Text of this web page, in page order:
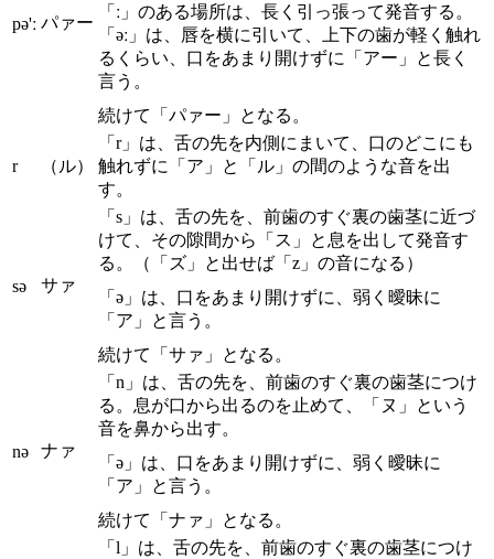
pə'ː パァー
「ː」のある場所は、長く引っ張って発音する。
「əː」は、唇を横に引いて、上下の歯が軽く触れ
るくらい、口をあまり開けずに「アー」と長く
言う。
続けて「パァー」となる。
r （ル）
「r」は、舌の先を内側にまいて、口のどこにも
触れずに「ア」と「ル」の間のような音を出
す。
sə サァ
「s」は、舌の先を、前歯のすぐ裏の歯茎に近づ
けて、その隙間から「ス」と息を出して発音す
る。（「ズ」と出せば「z」の音になる）
「ə」は、口をあまり開けずに、弱く曖昧に
「ア」と言う。
続けて「サァ」となる。
nə ナァ
「n」は、舌の先を、前歯のすぐ裏の歯茎につけ
る。息が口から出るのを止めて、「ヌ」という
音を鼻から出す。
「ə」は、口をあまり開けずに、弱く曖昧に
「ア」と言う。
続けて「ナァ」となる。
「l」は、舌の先を、前歯のすぐ裏の歯茎につけ